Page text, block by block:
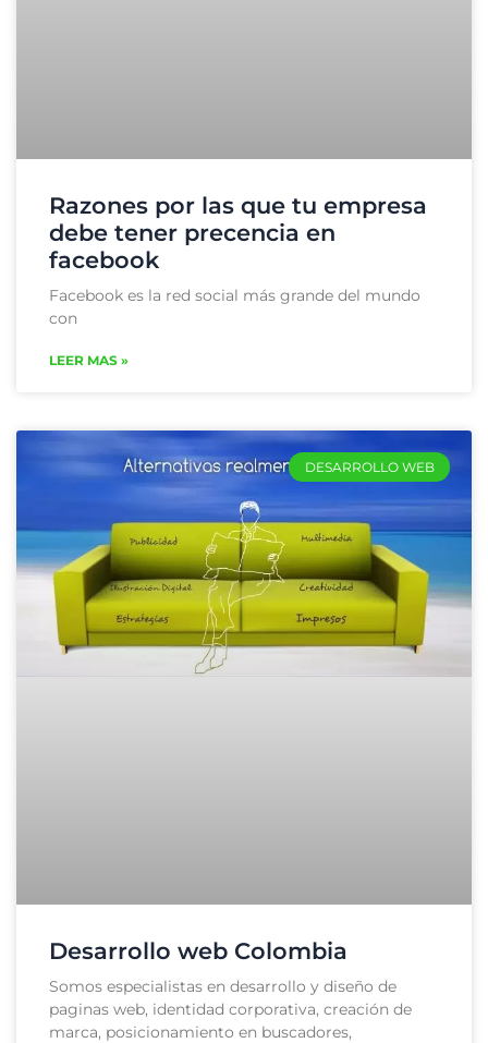
Razones por las que tu empresa
debe tener precencia en
facebook
Facebook es la red social más grande del mundo
con
LEER MAS »
DESARROLLO WEB
Desarrollo web Colombia
Somos especialistas en desarrollo y diseño de
paginas web, identidad corporativa, creación de
marca, posicionamiento en buscadores,